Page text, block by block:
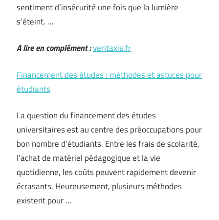
sentiment d’insécurité une fois que la lumière
s’éteint. …
A lire en complément :veritaxis.fr
Financement des études : méthodes et astuces pour
étudiants
La question du financement des études
universitaires est au centre des préoccupations pour
bon nombre d’étudiants. Entre les frais de scolarité,
l’achat de matériel pédagogique et la vie
quotidienne, les coûts peuvent rapidement devenir
écrasants. Heureusement, plusieurs méthodes
existent pour …